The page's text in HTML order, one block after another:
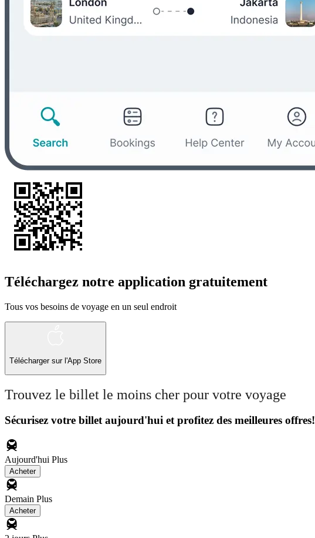
Téléchargez notre application gratuitement
Tous vos besoins de voyage en un seul endroit
Télécharger sur l'App Store
Trouvez le billet le moins cher pour votre voyage
Sécurisez votre billet aujourd'hui et profitez des meilleures offres!
Aujourd'hui Plus
Acheter
Demain Plus
Acheter